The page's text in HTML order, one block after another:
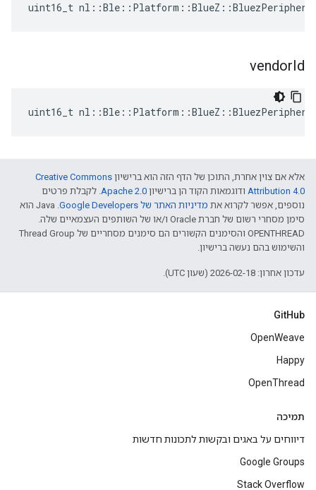
uint16_t
vendorId
uint16_t
אלא אם צוין אחרת, התוכן של הדף הזה הוא ברישיון Creative Commons
Attribution 4.0‏ ודוגמאות הקוד הן ברישיון Apache 2.0‏. לקבלת פרטים
נוספים, אפשר לקרוא את מדיניות האתר של Google Developers‏
.‏ Java הוא
סימן מסחרי רשום של חברת Oracle ו/או של השותפים העצמאיים שלה.
‫OPENTHREAD והסימנים הקשורים הם סימנים מסחריים של Thread Group
והשימוש בהם נעשה ברישיון.
עדכון אחרון: 2026-02-18 (שעון UTC).
GitHub
OpenWeave
Happy
OpenThread
תמיכה
דיווחים על באגים ובקשות לתכונות חדשות
Google Groups
Stack Overflow